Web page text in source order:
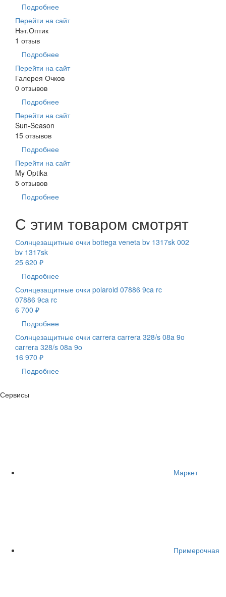
Подробнее
Перейти на сайт
Нэт.Оптик
1 отзыв
Подробнее
Перейти на сайт
Галерея Очков
0 отзывов
Подробнее
Перейти на сайт
Sun-Season
15 отзывов
Подробнее
Перейти на сайт
My Optika
5 отзывов
Подробнее
С этим товаром смотрят
Солнцезащитные очки bottega veneta bv 1317sk 002
bv 1317sk
25 620 ₽
Подробнее
Солнцезащитные очки polaroid 07886 9ca rc
07886 9ca rc
6 700 ₽
Подробнее
Солнцезащитные очки carrera carrera 328/s 08a 9o
carrera 328/s 08a 9o
16 970 ₽
Подробнее
Сервисы
Маркет
Примерочная